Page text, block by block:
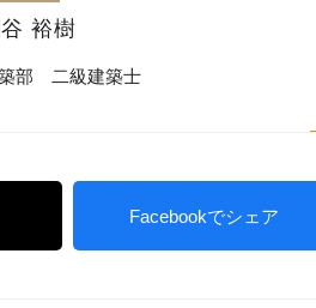
裕樹
部 二級建築士
Facebookでシェア